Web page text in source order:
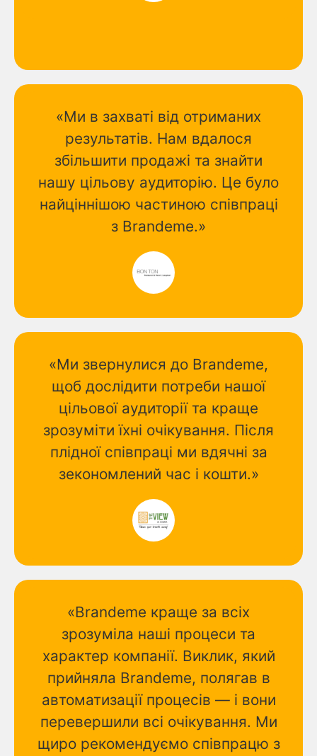
«Ми в захваті від отриманих
результатів. Нам вдалося
збільшити продажі та знайти
нашу цільову аудиторію. Це було
найціннішою частиною співпраці
з Brandeme.»
«Ми звернулися до Brandeme,
щоб дослідити потреби нашої
цільової аудиторії та краще
зрозуміти їхні очікування. Після
плідної співпраці ми вдячні за
зекономлений час і кошти.»
«Brandeme краще за всіх
зрозуміла наші процеси та
характер компанії. Виклик, який
прийняла Brandeme, полягав в
автоматизації процесів — і вони
перевершили всі очікування. Ми
щиро рекомендуємо співпрацю з